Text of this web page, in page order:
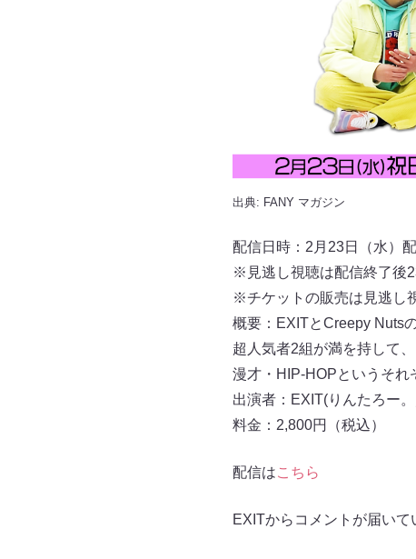
出典: FANY マガジン
配信日時：2月23日（水）
※見逃し視聴は配信終了後
※チケットの販売は見逃し
概要：EXITとCreepy Nuts
超人気者2組が満を持して
漫才・HIP-HOPというそれ
出演者：EXIT(りんたろー
料金：2,800円（税込）
配信はこちら
EXITからコメントが届いて